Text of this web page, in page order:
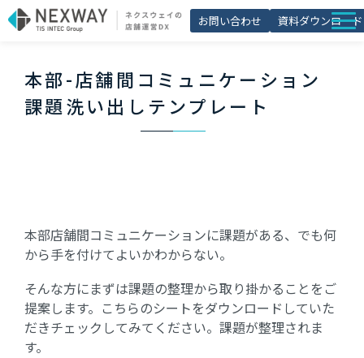
お問い合わせ 資料ダウンロード
導入事例
本部-店舗間コミュニケーション
課題洗い出しテンプレート
本部店舗間コミュニケーションに課題がある、でも何
から手を付けてよいかわからない。
そんな方にまずは課題の整理から取り掛かることをご
提案します。こちらのシートをダウンロードしていた
だきチェックしてみてください。課題が整理されま
す。